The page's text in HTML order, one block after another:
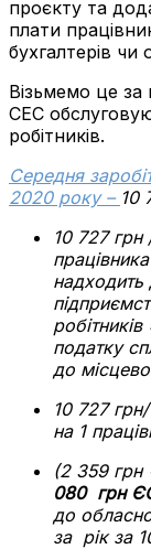
проєкту та
плати
бухгалтерів чи
Візьмемо це
СЕС
робітників.
Середня
2020 року – 10
10 727
робітників
податку
до
10 727
на 1
(2 359 грн
080 грн
до
за рік за